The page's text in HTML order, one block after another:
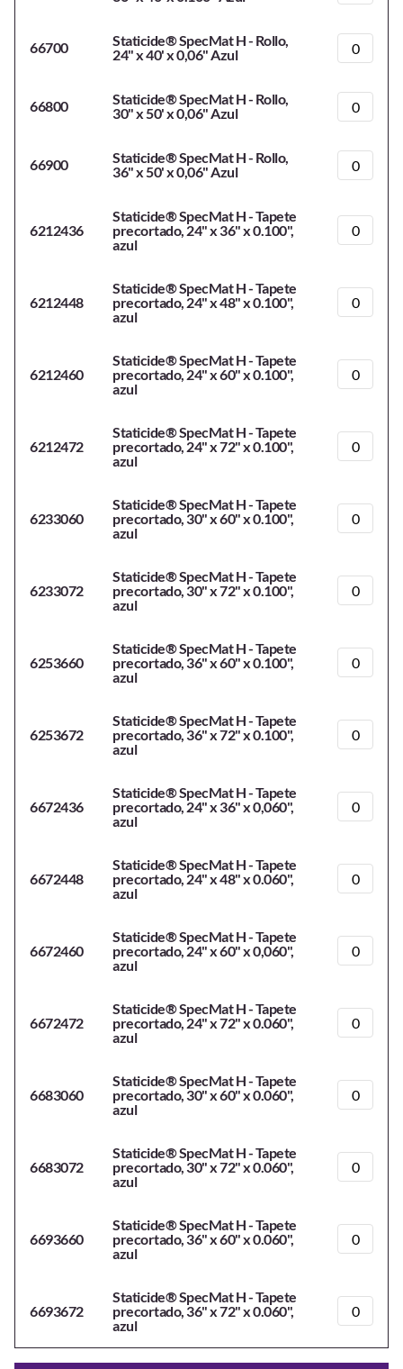
66700
Staticide® SpecMat H - Rollo,
24" x 40' x 0,06" Azul
66800
Staticide® SpecMat H - Rollo,
30" x 50' x 0,06" Azul
66900
Staticide® SpecMat H - Rollo,
36" x 50' x 0,06" Azul
6212436
Staticide® SpecMat H - Tapete
precortado, 24" x 36" x 0.100",
azul
6212448
Staticide® SpecMat H - Tapete
precortado, 24" x 48" x 0.100",
azul
6212460
Staticide® SpecMat H - Tapete
precortado, 24" x 60" x 0.100",
azul
6212472
Staticide® SpecMat H - Tapete
precortado, 24" x 72" x 0.100",
azul
6233060
Staticide® SpecMat H - Tapete
precortado, 30" x 60" x 0.100",
azul
6233072
Staticide® SpecMat H - Tapete
precortado, 30" x 72" x 0.100",
azul
6253660
Staticide® SpecMat H - Tapete
precortado, 36" x 60" x 0.100",
azul
6253672
Staticide® SpecMat H - Tapete
precortado, 36" x 72" x 0.100",
azul
6672436
Staticide® SpecMat H - Tapete
precortado, 24" x 36" x 0,060",
azul
6672448
Staticide® SpecMat H - Tapete
precortado, 24" x 48" x 0.060",
azul
6672460
Staticide® SpecMat H - Tapete
precortado, 24" x 60" x 0,060",
azul
6672472
Staticide® SpecMat H - Tapete
precortado, 24" x 72" x 0.060",
azul
6683060
Staticide® SpecMat H - Tapete
precortado, 30" x 60" x 0.060",
azul
6683072
Staticide® SpecMat H - Tapete
precortado, 30" x 72" x 0.060",
azul
6693660
Staticide® SpecMat H - Tapete
precortado, 36" x 60" x 0.060",
azul
6693672
Staticide® SpecMat H - Tapete
precortado, 36" x 72" x 0.060",
azul